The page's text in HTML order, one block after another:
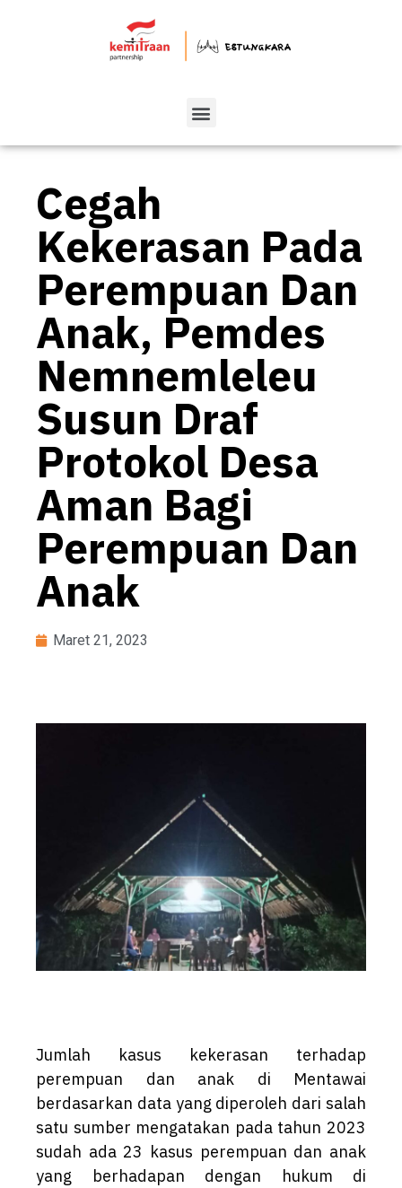
Cegah
Kekerasan Pada
Perempuan Dan
Anak, Pemdes
Nemnemleleu
Susun Draf
Protokol Desa
Aman Bagi
Perempuan Dan
Anak
Maret 21, 2023
Jumlah kasus kekerasan terhadap
perempuan dan anak di Mentawai
berdasarkan data yang diperoleh dari salah
satu sumber mengatakan pada tahun 2023
sudah ada 23 kasus perempuan dan anak
yang berhadapan dengan hukum di